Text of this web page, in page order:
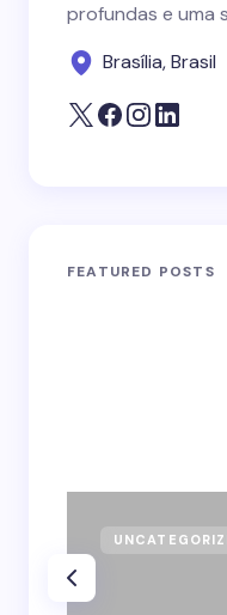
profundas e uma
Brasília, Brasil
FEATURED POSTS